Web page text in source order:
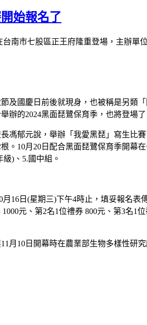
始報名了
台南市七股區正王府隆重登場，主辦單
及國慶日前後就現身，也被稱是另類
辦的2024黑面琵鷺保育季，也將登場了
馮郁元說，舉辦「我愛黑琵」寫生比
。 10月 20 日配合黑面琵鷺保育季開幕
級) 、 5. 國中組。
月 16 日 (星期三)下午4時止，填妥報名表
1000元、第2名1位禮券 800元、第3名1位
11 月 10 日開幕時在農業部生物多樣性研